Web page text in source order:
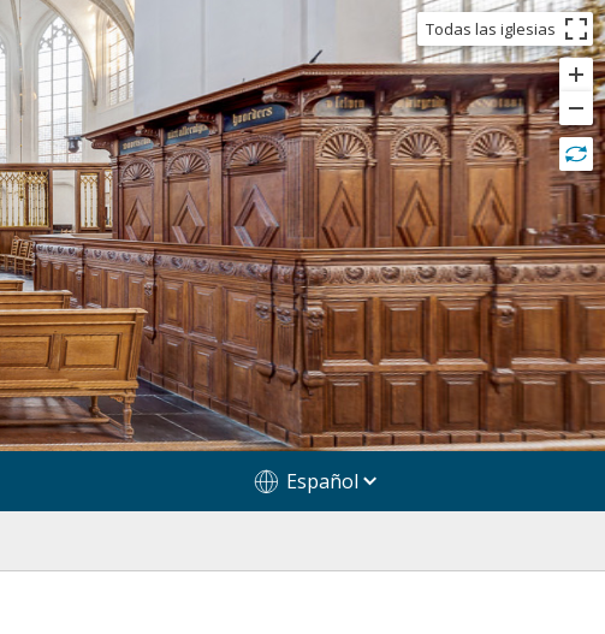
Todas las iglesias
Español